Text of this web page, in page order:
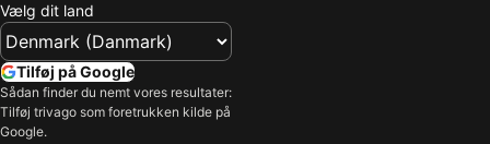
Vælg dit land
Tilføj på Google
Sådan finder du nemt vores resultater:
Tilføj trivago som foretrukken kilde på
Google.